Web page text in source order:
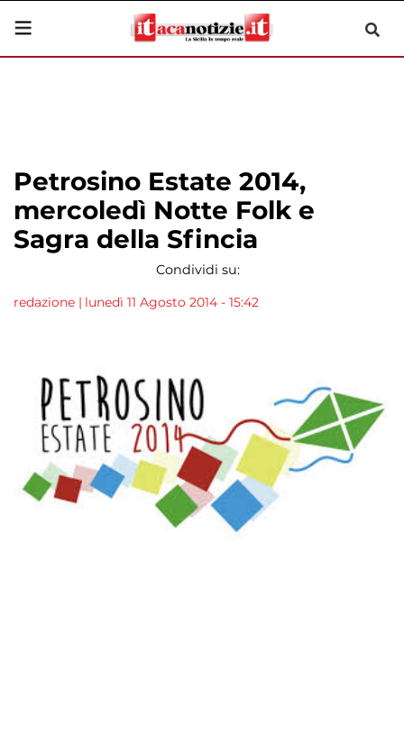
Petrosino Estate 2014,
mercoledì Notte Folk e
Sagra della Sfincia
Condividi su:
redazione | lunedì 11 Agosto 2014 - 15:42